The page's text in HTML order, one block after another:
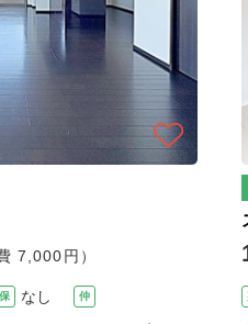
7,000円）
保 なし 仲